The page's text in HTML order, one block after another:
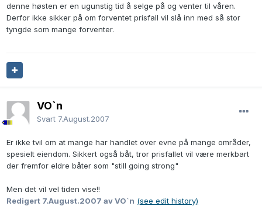
denne høsten er en ugunstig tid å selge på og venter til våren.
Derfor ikke sikker på om forventet prisfall vil slå inn med så stor
tyngde som mange forventer.
VO`n
Svart 7.August.2007
Er ikke tvil om at mange har handlet over evne på mange områder,
spesielt eiendom. Sikkert også båt, tror prisfallet vil være merkbart
der fremfor eldre båter som "still going strong"
Men det vil vel tiden vise!!
Redigert 7.August.2007 av VO`n (see edit history)